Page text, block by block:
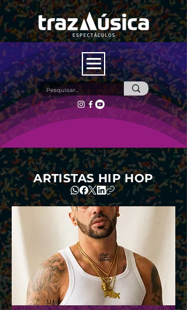
ARTISTAS HIP HOP